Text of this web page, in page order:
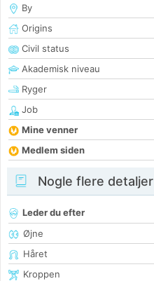
By
Origins
Civil status
Akademisk niveau
Ryger
Job
Mine venner
Medlem siden
Nogle flere detaljer
Leder du efter
Øjne
Håret
Kroppen